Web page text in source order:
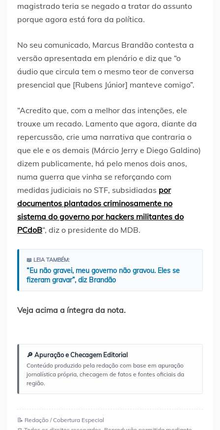
magistrado teria se negado a tratar do assunto
porque agora está fora da política.
No seu comunicado, Marcus Brandão contesta a
versão apresentada em plenário e diz que “o
áudio que circula tem o mesmo teor de conversa
presencial que [Rubens Júnior] manteve comigo”.
“Acredito que, com a melhor das intenções, ele
trouxe um recado. Lamento que agora, diante da
repercussão, crie uma narrativa que contraria o
que ele e os demais (Márcio Jerry e Diego Galdino)
dizem publicamente, há pelo menos dois anos,
numa guerra que vinha se reforçando com
medidas judiciais no STF, subsidiadas por
documentos plantados criminosamente no
sistema do governo por hackers militantes do
PCdoB“, diz o presidente do MDB.
📖 LEIA TAMBÉM:
“Eu não gravei, meu governo não gravou. Eles se
fizeram gravar”, diz Brandão
Veja acima a íntegra da nota.
🔎 Apuração e Checagem Editorial
Conteúdo produzido pela redação com base em apuração
jornalística própria, checagem de fatos e fontes oficiais da
região.
📝 Redação / Cobertura Especial